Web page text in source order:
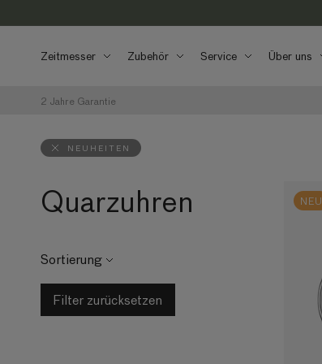
Zeitmesser Zubehör Service Über uns
2 Jahre Garantie
NEUHEITEN
Quarzuhren
Sortierung
Filter zurücksetzen
NEU